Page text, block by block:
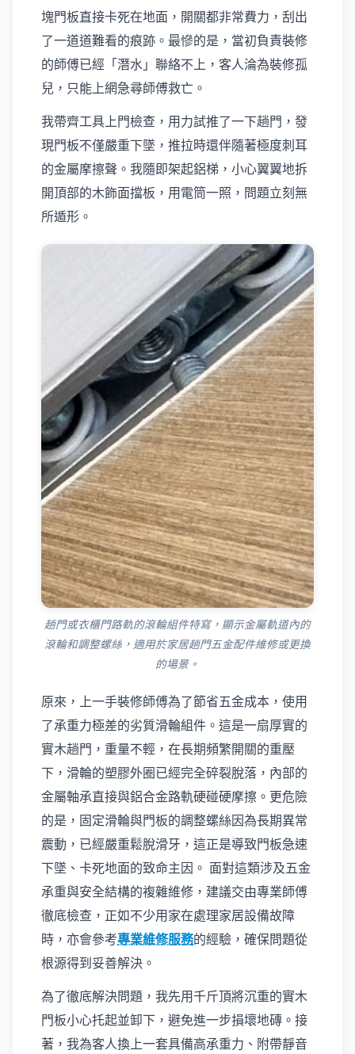
塊門板直接卡死在地面，開關都非常費力，刮出
了一道道難看的痕跡。最慘的是，當初負責裝修
的師傅已經「潛水」聯絡不上，客人淪為裝修孤
兒，只能上網急尋師傅救亡。
我帶齊工具上門檢查，用力試推了一下趟門，發
現門板不僅嚴重下墜，推拉時還伴隨著極度刺耳
的金屬摩擦聲。我隨即架起鋁梯，小心翼翼地拆
開頂部的木飾面擋板，用電筒一照，問題立刻無
所遁形。
趟門或衣櫃門路軌的滾輪組件特寫，顯示金屬軌道內的
滾輪和調整螺絲，適用於家居趟門五金配件維修或更換
的場景。
原來，上一手裝修師傅為了節省五金成本，使用
了承重力極差的劣質滑輪組件。這是一扇厚實的
實木趟門，重量不輕，在長期頻繁開關的重壓
下，滑輪的塑膠外圈已經完全碎裂脫落，內部的
金屬軸承直接與鋁合金路軌硬碰硬摩擦。更危險
的是，固定滑輪與門板的調整螺絲因為長期異常
震動，已經嚴重鬆脫滑牙，這正是導致門板急速
下墜、卡死地面的致命主因。 面對這類涉及五金
承重與安全結構的複雜維修，建議交由專業師傅
徹底檢查，正如不少用家在處理家居設備故障
時，亦會參考專業維修服務的經驗，確保問題從
根源得到妥善解決。
為了徹底解決問題，我先用千斤頂將沉重的實木
門板小心托起並卸下，避免進一步損壞地磚。接
著，我為客人換上一套具備高承重力、附帶靜音